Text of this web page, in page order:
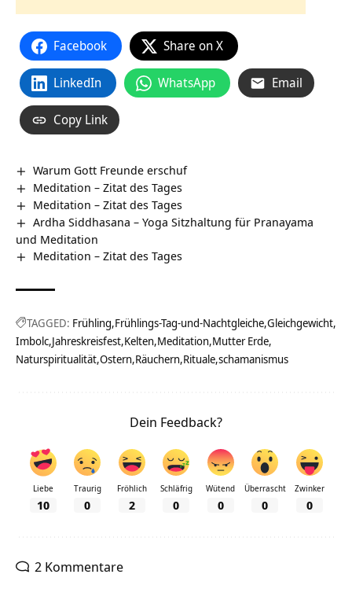
Facebook Share on X
LinkedIn WhatsApp Email
Copy Link
Warum Gott Freunde erschuf
Meditation – Zitat des Tages
Meditation – Zitat des Tages
Ardha Siddhasana – Yoga Sitzhaltung für Pranayama
und Meditation
Meditation – Zitat des Tages
TAGGED: Frühling Frühlings-Tag-und-Nachtgleiche Gleichgewicht
Imbolc Jahreskreisfest Kelten Meditation Mutter Erde
Naturspiritualität Ostern Räuchern Rituale schamanismus
Dein Feedback?
Liebe
10
Traurig
0
Fröhlich
2
Schläfrig
0
Wütend
0
Überrascht
0
Zwinker
0
2 Kommentare